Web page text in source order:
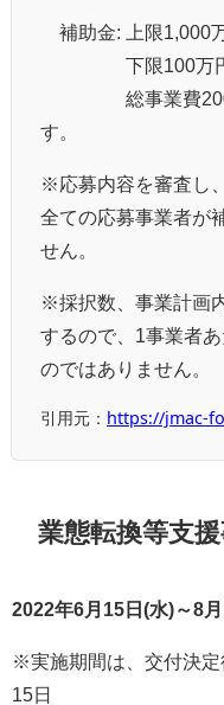
補助金: 上限1,000
下限100万円
総事業費200万
す。
※応募内容を審査し
全ての応募事業者が
せん。
※採択数、事業計画
するので、1事業者
のではありません。
引用元： https://jmac-
業態転換等支
2022年6月15日(水)～8
※実施期間は、交付決定
15日